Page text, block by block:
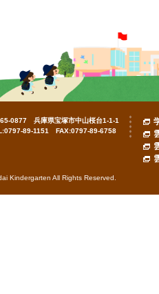
0877 兵庫県宝塚市中山桜台1-1-1
89-1151 FAX:0797-89-6758
Kindergarten All Rights Reserved.